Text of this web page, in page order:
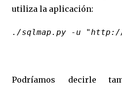
utiliza la aplicación:
./sqlmap.py -u "http://
Podríamos decirle